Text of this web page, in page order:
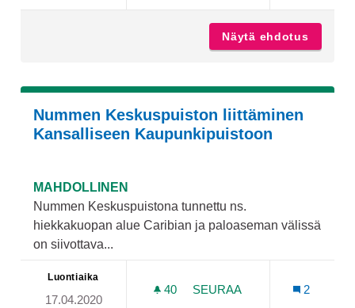
Näytä ehdotus
Nummen Keskuspuiston liittäminen
Kansalliseen Kaupunkipuistoon
MAHDOLLINEN
Nummen Keskuspuistona tunnettu ns.
hiekkakuopan alue Caribian ja paloaseman välissä
on siivottava...
Luontiaika
17.04.2020
40 40 SEURAAJAA
SEURAA
2